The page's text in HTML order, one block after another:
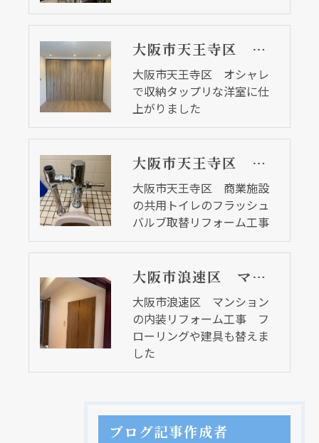
大阪市天王寺区 オシャレで収納タップリな洋室に仕上がりました
大阪市天王寺区 オシャレ
で収納タップリな洋室に仕
上がりました
大阪市天王寺区 商業施設の共用トイレのフラッシュバルブ取替リフォーム工事
大阪市天王寺区 商業施設
の共用トイレのフラッシュ
バルブ取替リフォーム工事
大阪市浪速区 マンションの内装リフォーム工事 フローリングや建具も替えました
大阪市浪速区 マンション
の内装リフォーム工事 フ
ローリングや建具も替えま
した
ブログ記事作成者